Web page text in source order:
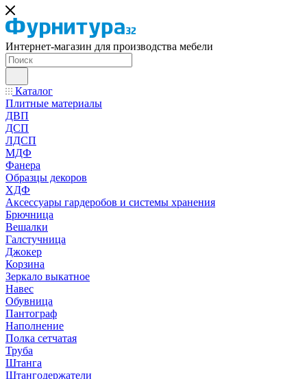
Интернет-магазин для производства мебели
Каталог
Плитные материалы
ДВП
ДСП
ЛДСП
МДФ
Фанера
Образцы декоров
ХДФ
Аксессуары гардеробов и системы хранения
Брючница
Вешалки
Галстучница
Джокер
Корзина
Зеркало выкатное
Навес
Обувница
Пантограф
Наполнение
Полка сетчатая
Труба
Штанга
Штангодержатели